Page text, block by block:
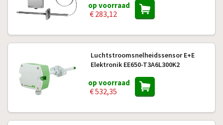
op voorraad
€ 283,12
Luchtstroomsnelheidssensor E+E
Elektronik EE650-T3A6L300K2
op voorraad
€ 532,35